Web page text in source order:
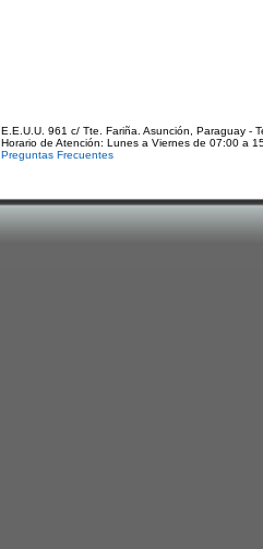
E.E.U.U. 961 c/ Tte. Fariña. Asunción, Paraguay -
Horario de Atención: Lunes a Viernes de 07:00 a
Preguntas Frecuentes